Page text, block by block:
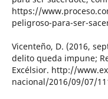
https://
peligroso-para-ser-
Vicenteño, D. (2016,
delito queda impune;
Excélsior. http://
nacional/2016/09/07/